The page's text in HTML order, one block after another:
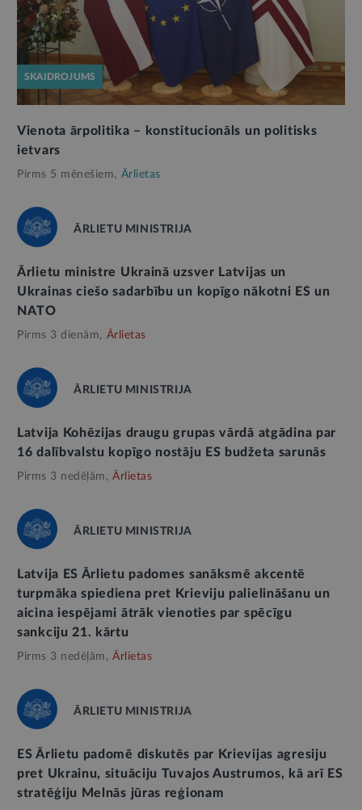
SKAIDROJUMS
Vienota ārpolitika – konstitucionāls un politisks
ietvars
Pirms 5 mēnešiem, Ārlietas
ĀRLIETU MINISTRIJA
Ārlietu ministre Ukrainā uzsver Latvijas un
Ukrainas ciešo sadarbību un kopīgo nākotni ES un
NATO
Pirms 3 dienām, Ārlietas
ĀRLIETU MINISTRIJA
Latvija Kohēzijas draugu grupas vārdā atgādina par
16 dalībvalstu kopīgo nostāju ES budžeta sarunās
Pirms 3 nedēļām, Ārlietas
ĀRLIETU MINISTRIJA
Latvija ES Ārlietu padomes sanāksmē akcentē
turpmāka spiediena pret Krieviju palielināšanu un
aicina iespējami ātrāk vienoties par spēcīgu
sankciju 21. kārtu
Pirms 3 nedēļām, Ārlietas
ĀRLIETU MINISTRIJA
ES Ārlietu padomē diskutēs par Krievijas agresiju
pret Ukrainu, situāciju Tuvajos Austrumos, kā arī ES
stratēģiju Melnās jūras reģionam